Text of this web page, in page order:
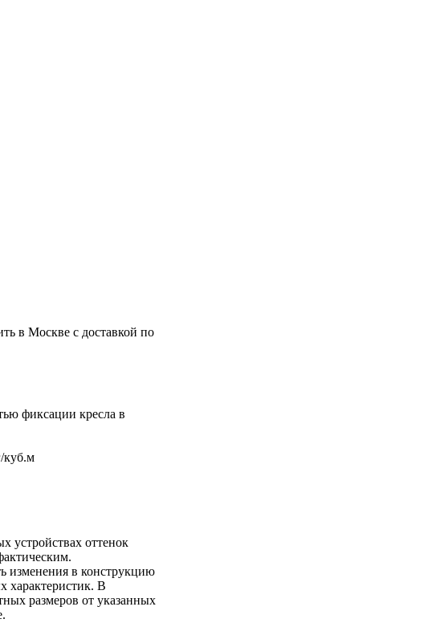
в Москве с доставкой по
фиксации кресла в
куб.м
устройствах оттенок
изменения в конструкцию
характеристик. В
размеров от указанных